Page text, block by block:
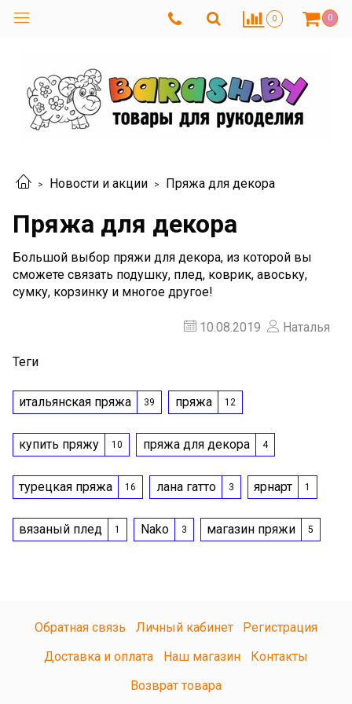
0 0
Новости и акции Пряжа для декора
Пряжа для декора
Большой выбор пряжи для декора, из которой вы
сможете связать подушку, плед, коврик, авоську,
сумку, корзинку и многое другое!
10.08.2019 Наталья
Теги
итальянская пряжа 39 пряжа 12
купить пряжу 10 пряжа для декора 4
турецкая пряжа 16 лана гатто 3 ярнарт 1
вязаный плед 1 Nako 3 магазин пряжи 5
Обратная связь Личный кабинет
Регистрация
Доставка и оплата
Наш магазин
Контакты
Возврат товара